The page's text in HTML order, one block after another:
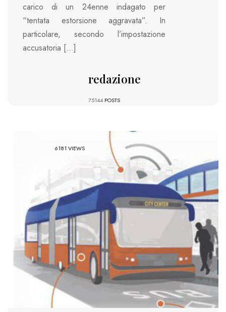
carico di un 24enne indagato per
“tentata estorsione aggravata”. In
particolare, secondo l’impostazione
accusatoria […]
redazione
75144 POSTS
6181 VIEWS